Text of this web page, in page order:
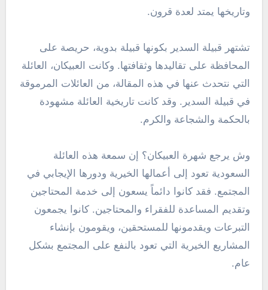
وتاريخها يمتد لعدة قرون.
تشتهر قبيلة السدير بكونها قبيلة بدوية، حريصة على
المحافظة على تقاليدها وثقافتها. وكانت العبيكان، العائلة
التي نتحدث عنها في هذه المقالة، من العائلات المرموقة
في قبيلة السدير. وقد كانت تاريخية العائلة مشهودة
بالحكمة والشجاعة والكرم.
وش يرجع شهرة العبيكان؟ إن سمعة هذه العائلة
السعودية تعود إلى أعمالها الخيرية ودورها الإيجابي في
المجتمع. فقد كانوا دائماً يسعون إلى خدمة المحتاجين
وتقديم المساعدة للفقراء والمحتاجين. كانوا يجمعون
التبرعات ويقدمونها للمستحقين، ويقومون بإنشاء
المشاريع الخيرية التي تعود بالنفع على المجتمع بشكل
عام.